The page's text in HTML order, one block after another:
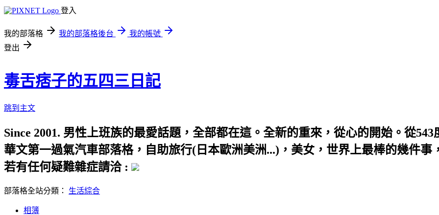
登入
我的部落格 我的部落格後台
我的帳號
登出
毒舌痞子的五四三日記
跳到主文
Since 2001. 男性上班族的最愛話題，全部都在這。全新的重來，從心的開始。從
華文第一過氣汽車部落格，自助旅行(日本歐洲美洲...)，美女，世界上最棒的幾件事
若有任何疑難雜症請洽 :
部落格全站分類： 生活綜合
相簿